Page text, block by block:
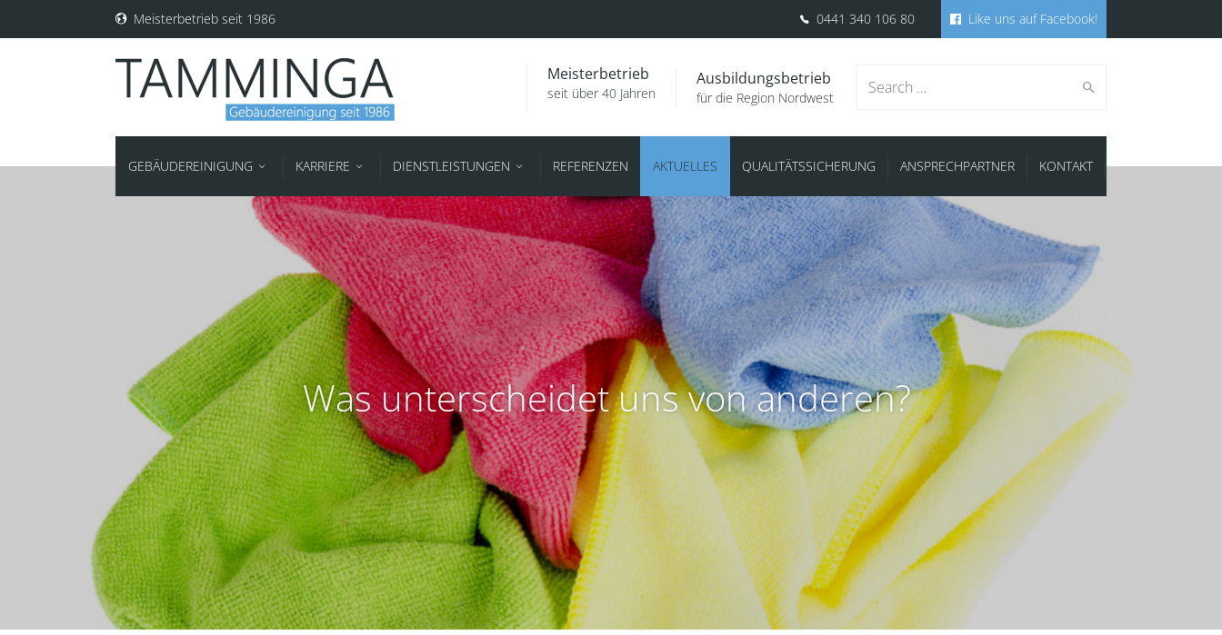
Meisterbetrieb seit 1986 0441 340 106 80 Like uns auf Facebook!
Search
Ausbildungsbetrieb
für die Region Nordwest
Meisterbetrieb
seit über 40 Jahren
GEBÄUDEREINIGUNG KARRIERE DIENSTLEISTUNGEN REFERENZEN AKTUELLES QUALITÄTSSICHERUNG ANSPRECHPARTNER KONTAKT
Was unterscheidet uns von anderen?